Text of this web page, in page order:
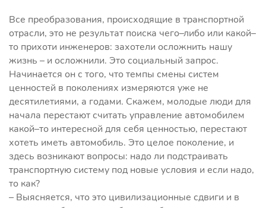
Все преобразования, происходящие в транспортной
отрасли, это не результат поиска чего–либо или какой–
то прихоти инженеров: захотели осложнить нашу
жизнь – и осложнили. Это социальный запрос.
Начинается он с того, что темпы смены систем
ценностей в поколениях измеряются уже не
десятилетиями, а годами. Скажем, молодые люди для
начала перестают считать управление автомобилем
какой–то интересной для себя ценностью, перестают
хотеть иметь автомобиль. Это целое поколение, и
здесь возникают вопросы: надо ли подстраивать
транспортную систему под новые условия и если надо,
то как?
– Выясняется, что это цивилизационные сдвиги и в